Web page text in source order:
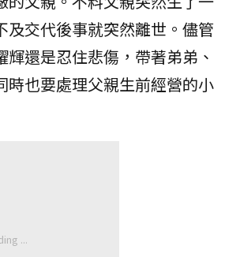
及交代後事就突然離世。儘管
輝還是忍住悲傷，帶著弟弟、
時也要處理父親生前經營的小